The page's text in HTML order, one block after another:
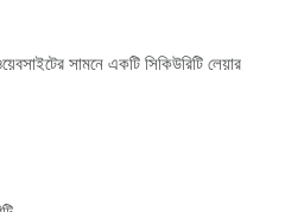
সামনে একটি সিকিউরিটি লেয়ার